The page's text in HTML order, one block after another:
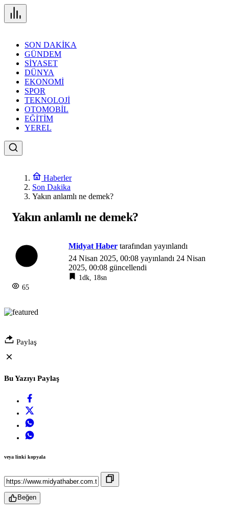
SON DAKİKA
GÜNDEM
SİYASET
DÜNYA
EKONOMİ
SPOR
TEKNOLOJİ
OTOMOBİL
EĞİTİM
YEREL
Haberler
Son Dakika
Yakın anlamlı ne demek?
Yakın anlamlı ne demek?
Midyat Haber tarafından yayınlandı
24 Nisan 2025, 00:08 yayınlandı 24 Nisan
2025, 00:08 güncellendi
1dk, 18sn
65
Paylaş
Bu Yazıyı Paylaş
veya linki kopyala
Beğen